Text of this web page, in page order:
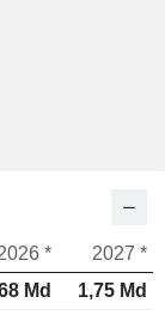
*
2027 *
Md
1,75 Md